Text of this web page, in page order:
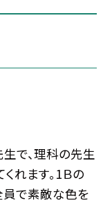
で、理科の先生
れます。1Ｂの
員で素敵な色を